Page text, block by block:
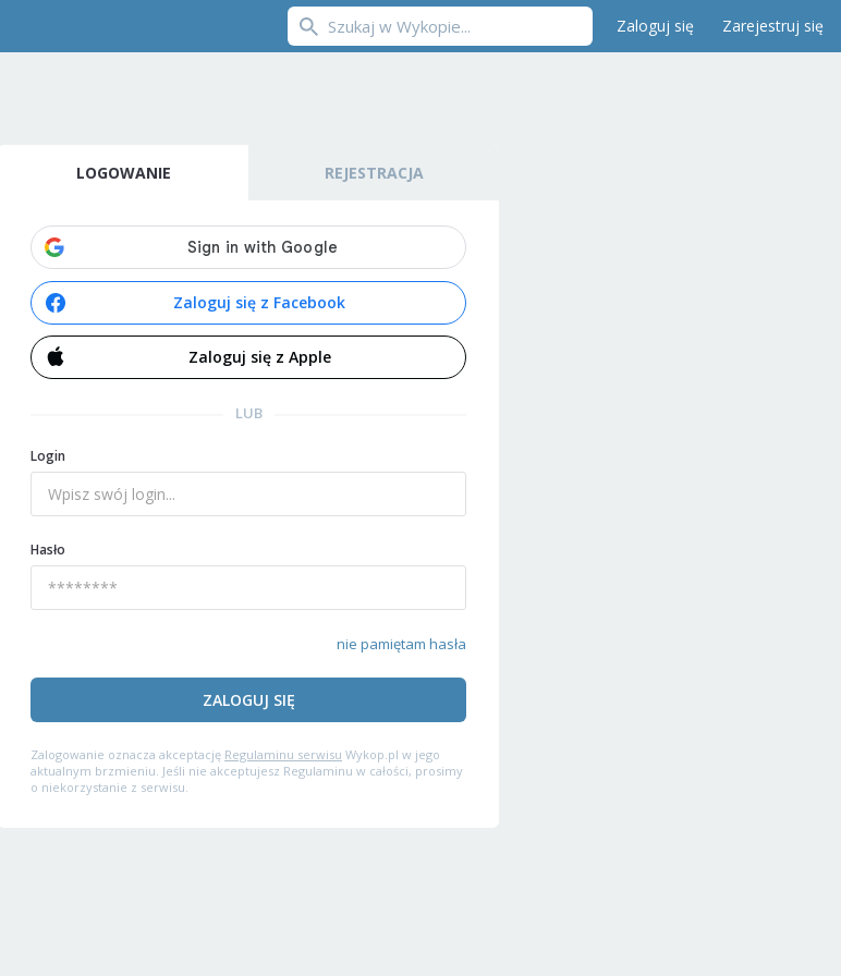
Zaloguj się Zarejestruj się
LOGOWANIE REJESTRACJA
Zaloguj się z Facebook
Zaloguj się z Apple
LUB
Login
Hasło
nie pamiętam hasła
ZALOGUJ SIĘ
Zalogowanie oznacza akceptację Regulaminu serwisu Wykop.pl w jego
aktualnym brzmieniu. Jeśli nie akceptujesz Regulaminu w całości, prosimy
o niekorzystanie z serwisu.